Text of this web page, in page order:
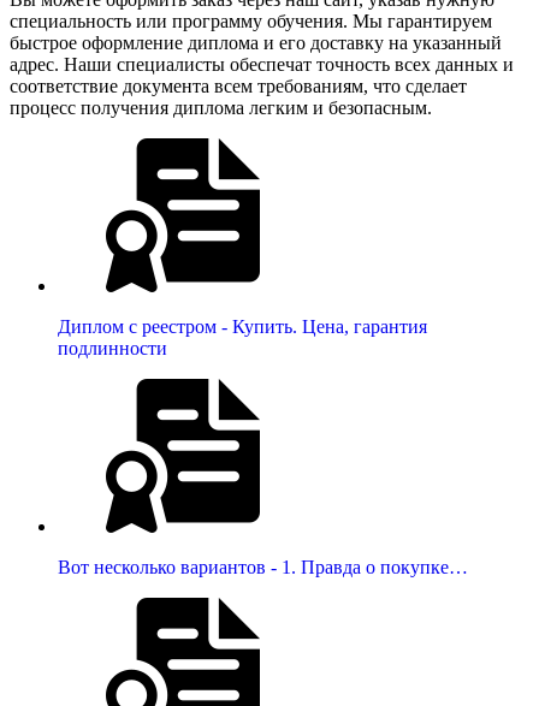
специальность или программу обучения. Мы гарантируем
быстрое оформление диплома и его доставку на указанный
адрес. Наши специалисты обеспечат точность всех данных и
соответствие документа всем требованиям, что сделает
процесс получения диплома легким и безопасным.
Диплом с реестром - Купить. Цена, гарантия
подлинности
Вот несколько вариантов - 1. Правда о покупке…